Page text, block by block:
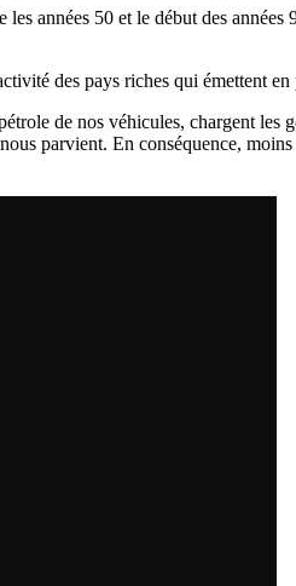
années 50 et le début des
des pays riches qui émettent
de nos véhicules, chargent
parvient. En conséquence,